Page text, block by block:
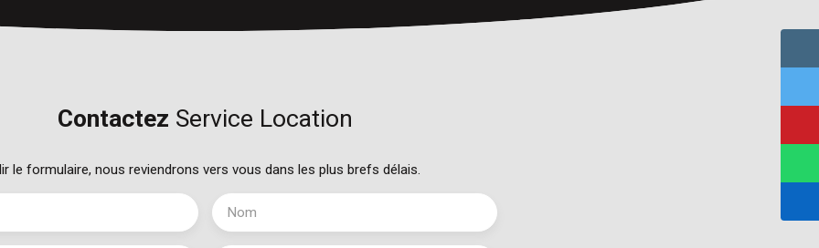
Contactez Service Location
le formulaire, nous reviendrons vers vous dans les plus brefs délais.
Nom